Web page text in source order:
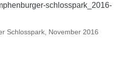
Schlosspark, November 2016